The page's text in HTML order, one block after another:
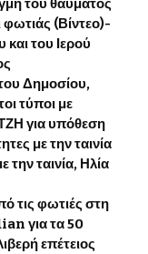
του θαύματος
(Βίντεο)-
του Ιερού
Δημοσίου,
τύποι με
για υπόθεση
με την ταινία
την ταινία, Ηλία
τις φωτιές στη
για τα 50
επέτειος